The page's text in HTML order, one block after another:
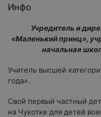
Инфо
Учредитель и
«Маленький принц»,
начальная
Учитель высшей
года».
Свой первый частный
на Чукотке для детей